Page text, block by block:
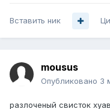
Вставить ник
mousus
Опубликовано 3
разлоченый свисток